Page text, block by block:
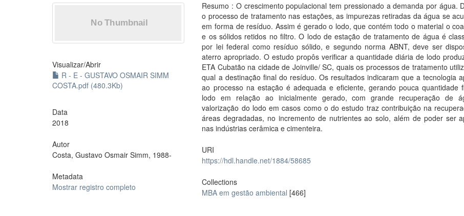
Visualizar/Abrir
R - E - GUSTAVO OSMAIR SIMM
COSTA.pdf (480.3Kb)
Data
2018
Autor
Costa, Gustavo Osmair Simm, 1988-
Metadata
Mostrar registro completo
Resumo : O crescimento populacional tem pressionado a demanda por água.
o processo de tratamento nas estações, as impurezas retiradas da água se
em forma de resíduo. Assim é gerado o lodo, que contém todo o material o
e os sólidos retidos no filtro. O lodo de estação de tratamento de água é
por lei federal como resíduo sólido, e segundo norma ABNT, deve ser
aterro apropriado. O estudo propôs verificar a quantidade diária de lodo
ETA Cubatão na cidade de Joinville/ SC, quais os processos de tratamento
qual a destinação final do resíduo. Os resultados indicaram que a tecnologia
ao processo na estação é adequada e eficiente, gerando pouca quantidade
lodo em relação ao inicialmente gerado, com grande recuperação de
valorização do lodo em casos como o do estudo traz contribuição na
áreas degradadas, no incremento de nutrientes ao solo, além de poder ser
nas indústrias cerâmica e cimenteira.
URI
https://hdl.handle.net/1884/58685
Collections
MBA em gestão ambiental [466]